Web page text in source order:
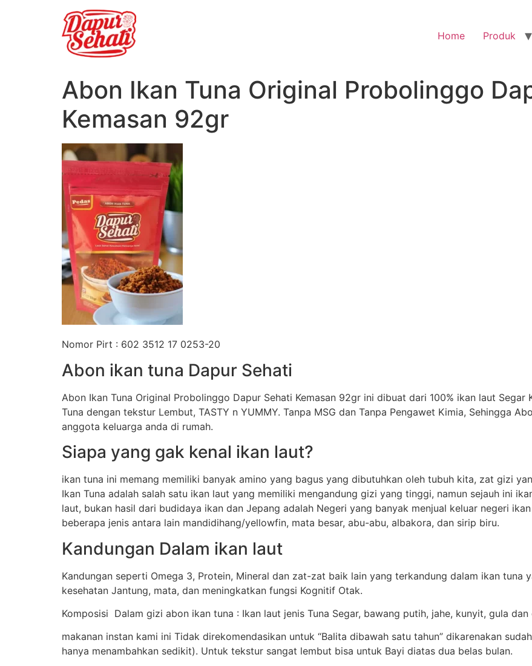
Home Produk
Abon Ikan Tuna Original Probolinggo
Kemasan 92gr
Nomor Pirt : 602 3512 17 0253-20
Abon ikan tuna Dapur Sehati
Abon Ikan Tuna Original Probolinggo Dapur Sehati Kemasan 92gr ini dibuat dari 100% ikan laut Segar
Tuna dengan tekstur Lembut, TASTY n YUMMY. Tanpa MSG dan Tanpa Pengawet Kimia, Sehingga
anggota keluarga anda di rumah.
Siapa yang gak kenal ikan laut?
ikan tuna ini memang memiliki banyak amino yang bagus yang dibutuhkan oleh tubuh kita, zat gizi
Ikan Tuna adalah salah satu ikan laut yang memiliki mengandung gizi yang tinggi, namun sejauh ini
laut, bukan hasil dari budidaya ikan dan Jepang adalah Negeri yang banyak menjual keluar negeri
beberapa jenis antara lain mandidihang/yellowfin, mata besar, abu-abu, albakora, dan sirip biru.
Kandungan Dalam ikan laut
Kandungan seperti Omega 3, Protein, Mineral dan zat-zat baik lain yang terkandung dalam ikan tuna
kesehatan Jantung, mata, dan meningkatkan fungsi Kognitif Otak.
Komposisi Dalam gizi abon ikan tuna : Ikan laut jenis Tuna Segar, bawang putih, jahe, kunyit, gula dan
makanan instan kami ini Tidak direkomendasikan untuk “Balita dibawah satu tahun” dikarenakan
hanya menambahkan sedikit). Untuk tekstur sangat lembut bisa untuk Bayi diatas dua belas bulan.